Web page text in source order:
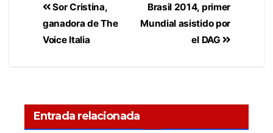
Brasil 2014, primer
Mundial asistido por
el DAG
Sor Cristina,
ganadora de The
Voice Italia
Entrada relacionada